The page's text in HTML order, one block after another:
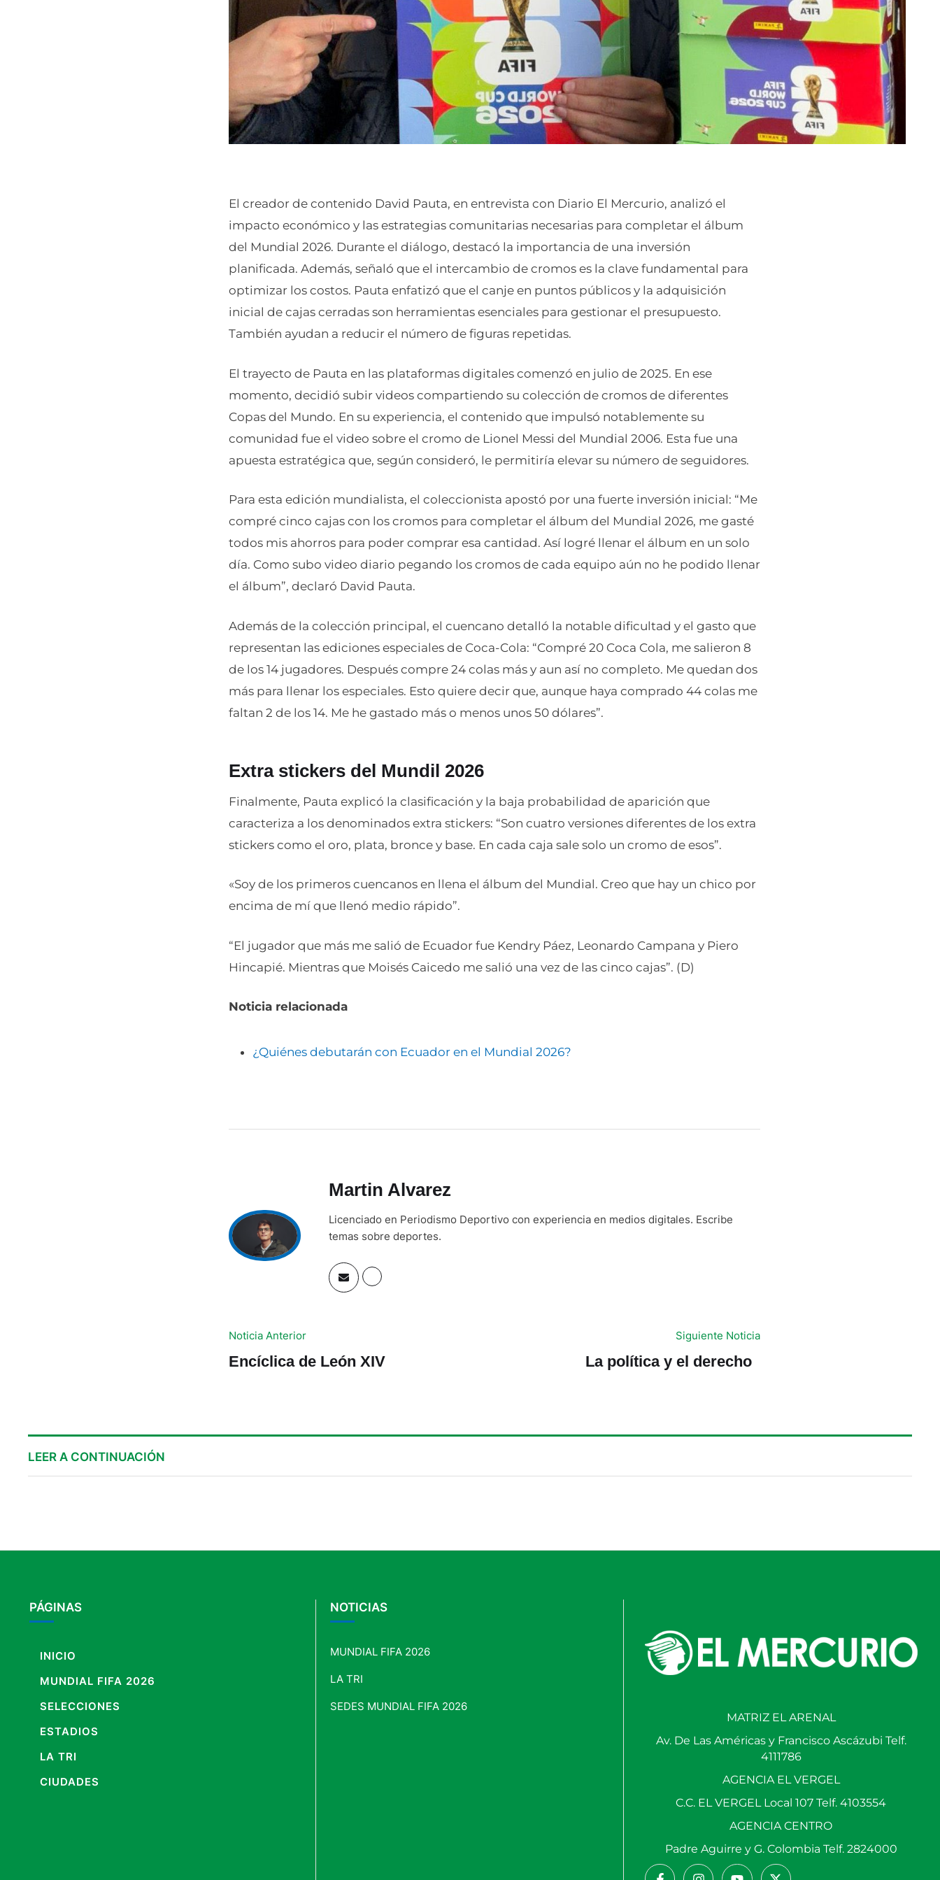
El creador de contenido David Pauta, en entrevista con Diario El Mercurio, analizó el
impacto económico y las estrategias comunitarias necesarias para completar el álbum
del Mundial 2026. Durante el diálogo, destacó la importancia de una inversión
planificada. Además, señaló que el intercambio de cromos es la clave fundamental para
optimizar los costos. Pauta enfatizó que el canje en puntos públicos y la adquisición
inicial de cajas cerradas son herramientas esenciales para gestionar el presupuesto.
También ayudan a reducir el número de figuras repetidas.
El trayecto de Pauta en las plataformas digitales comenzó en julio de 2025. En ese
momento, decidió subir videos compartiendo su colección de cromos de diferentes
Copas del Mundo. En su experiencia, el contenido que impulsó notablemente su
comunidad fue el video sobre el cromo de Lionel Messi del Mundial 2006. Esta fue una
apuesta estratégica que, según consideró, le permitiría elevar su número de seguidores.
Para esta edición mundialista, el coleccionista apostó por una fuerte inversión inicial: “Me
compré cinco cajas con los cromos para completar el álbum del Mundial 2026, me gasté
todos mis ahorros para poder comprar esa cantidad. Así logré llenar el álbum en un solo
día. Como subo video diario pegando los cromos de cada equipo aún no he podido llenar
el álbum”, declaró David Pauta.
Además de la colección principal, el cuencano detalló la notable dificultad y el gasto que
representan las ediciones especiales de Coca-Cola: “Compré 20 Coca Cola, me salieron 8
de los 14 jugadores. Después compre 24 colas más y aun así no completo. Me quedan dos
más para llenar los especiales. Esto quiere decir que, aunque haya comprado 44 colas me
faltan 2 de los 14. Me he gastado más o menos unos 50 dólares”.
Extra stickers del Mundil 2026
Finalmente, Pauta explicó la clasificación y la baja probabilidad de aparición que
caracteriza a los denominados extra stickers: “Son cuatro versiones diferentes de los extra
stickers como el oro, plata, bronce y base. En cada caja sale solo un cromo de esos”.
«Soy de los primeros cuencanos en llena el álbum del Mundial. Creo que hay un chico por
encima de mí que llenó medio rápido”.
“El jugador que más me salió de Ecuador fue Kendry Páez, Leonardo Campana y Piero
Hincapié. Mientras que Moisés Caicedo me salió una vez de las cinco cajas”. (D)
Noticia relacionada
¿Quiénes debutarán con Ecuador en el Mundial 2026?
Martin Alvarez
Licenciado en Periodismo Deportivo con experiencia en medios digitales. Escribe
temas sobre deportes.
Noticia Anterior
Encíclica de León XIV
Siguiente Noticia
La política y el derecho
LEER A CONTINUACIÓN
PÁGINAS
INICIO
MUNDIAL FIFA 2026
SELECCIONES
ESTADIOS
LA TRI
CIUDADES
NOTICIAS
MUNDIAL FIFA 2026
LA TRI
SEDES MUNDIAL FIFA 2026
MATRIZ EL ARENAL
Av. De Las Américas y Francisco Ascázubi Telf.
4111786
AGENCIA EL VERGEL
C.C. EL VERGEL Local 107 Telf. 4103554
AGENCIA CENTRO
Padre Aguirre y G. Colombia Telf. 2824000